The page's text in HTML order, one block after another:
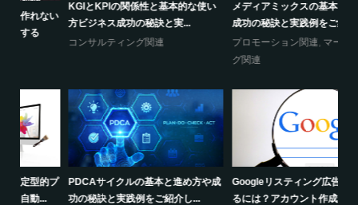
KGIとKPIの関係性と基本的な使い
方ビジネス成功の秘訣と実...
コンサルティング関連
メディアミックスの基本と進め方や
成功の秘訣と実践例をご紹介し...
プロモーション関連,マーケティン
PDCAサイクルの基本と進め方や成
功の秘訣と実践例をご紹介し...
Googleリスティング広告を出稿す
るには？アカウント作成か...